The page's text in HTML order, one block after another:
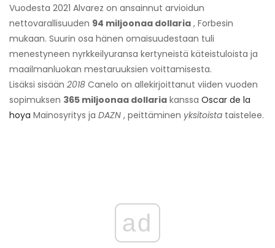
Vuodesta 2021 Alvarez on ansainnut arvioidun
nettovarallisuuden 94 miljoonaa dollaria , Forbesin
mukaan. Suurin osa hänen omaisuudestaan ​​tuli
menestyneen nyrkkeilyuransa kertyneistä käteistuloista ja
maailmanluokan mestaruuksien voittamisesta.
Lisäksi sisään 2018 Canelo on allekirjoittanut viiden vuoden
sopimuksen 365 miljoonaa dollaria kanssa Oscar de la
hoya Mainosyritys ja DAZN , peittäminen yksitoista taistelee.
ad